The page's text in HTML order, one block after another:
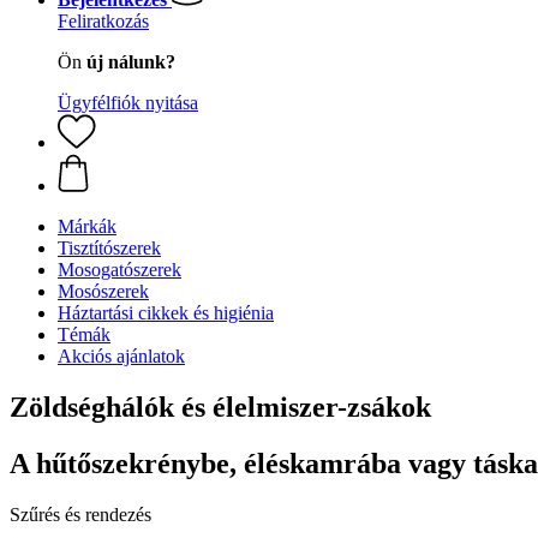
Feliratkozás
Ön új nálunk?
Ügyfélfiók nyitása
Márkák
Tisztítószerek
Mosogatószerek
Mosószerek
Háztartási cikkek és higiénia
Témák
Akciós ajánlatok
Zöldséghálók és élelmiszer-zsákok
A hűtőszekrénybe, éléskamrába vagy
Szűrés és rendezés